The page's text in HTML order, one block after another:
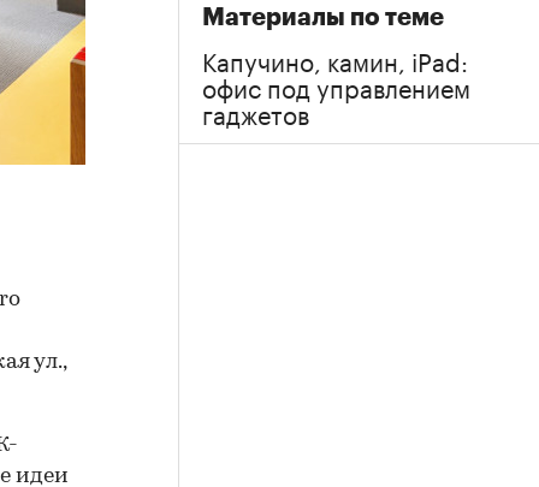
ул.,
идеи
Материалы по теме
Капучино, камин, iPad:
офис под управлением
гаджетов